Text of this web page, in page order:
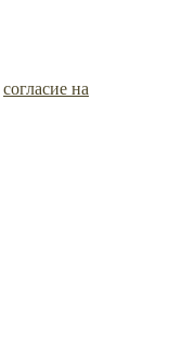
согласие на